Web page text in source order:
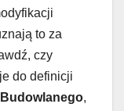
to za
czy
do definicji
,